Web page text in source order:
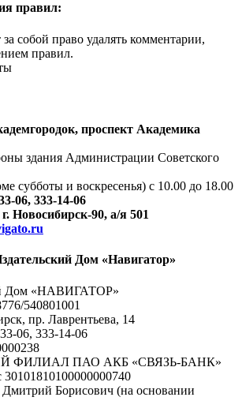
правил:
за собой право удалять комментарии,
правил.
проспект Академика
здания Администрации Советского
и воскресенья) с 10.00 до 18.00
06, 333-14-06
Новосибирск-90, а/я 501
Дом «Навигатор»
Дом «НАВИГАТОР»
540801001
пр. Лаврентьева, 14
06, 333-14-06
ФИЛИАЛ ПАО АКБ «СВЯЗЬ-БАНК»
Борисович (на основании